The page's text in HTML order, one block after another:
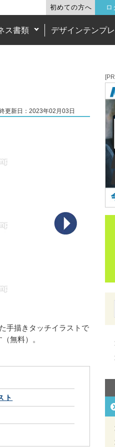
初めての方へ ロ
ス書類 デザインテンプ
更新日：2023年02月03日
手描きタッチイラストで
無料）。
ト